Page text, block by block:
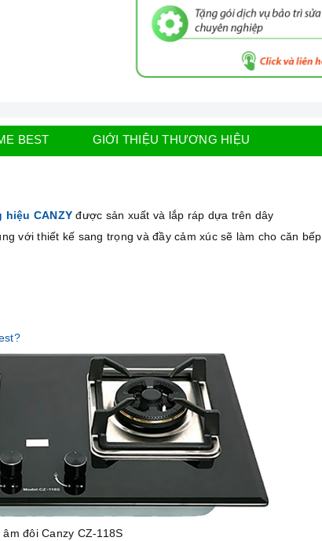
BEST GIỚI THIỆU THƯƠNG HIỆU
CANZY được sản xuất và lắp ráp dựa trên dây
với thiết kế sang trọng và đầy cảm xúc sẽ làm cho căn bếp
âm đôi Canzy CZ-118S